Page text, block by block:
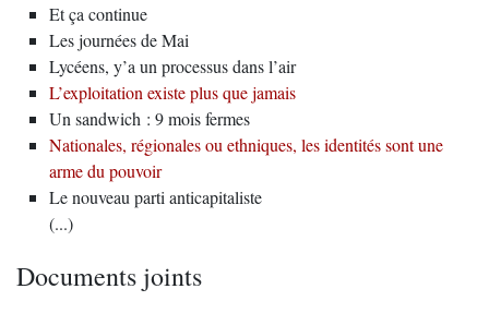
Et ça continue
Les journées de Mai
Lycéens, y’a un processus dans l’air
L’exploitation existe plus que jamais
Un sandwich : 9 mois fermes
Nationales, régionales ou ethniques, les identités sont une
arme du pouvoir
Le nouveau parti anticapitaliste
(...)
Documents joints